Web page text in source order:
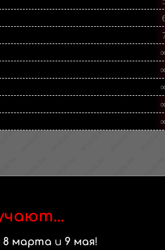
8 марта и 9 мая